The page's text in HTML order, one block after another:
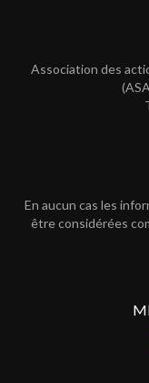
Association des
En aucun cas les
être considérées